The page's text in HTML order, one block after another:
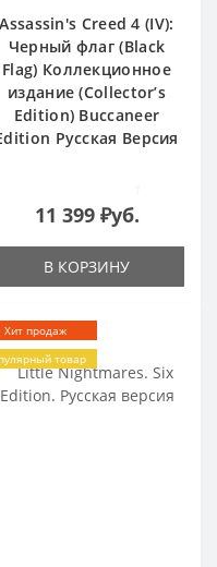
Assassin's Creed 4 (IV):
Черный флаг (Black
Flag) Коллекционное
издание (Collector’s
Edition) Buccaneer
Русская Версия
11 399 ₽уб.
В КОРЗИНУ
Хит продаж
товар